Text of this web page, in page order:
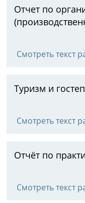
Отчет по
Смотреть текст
Туризм и
Смотреть текст
Отчёт по
Смотреть текст